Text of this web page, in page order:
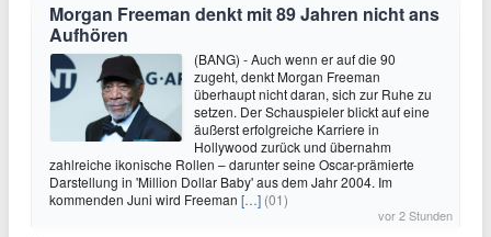
Morgan Freeman denkt mit 89 Jahren nicht ans
Aufhören
(BANG) - Auch wenn er auf die 90
zugeht, denkt Morgan Freeman
überhaupt nicht daran, sich zur Ruhe zu
setzen. Der Schauspieler blickt auf eine
äußerst erfolgreiche Karriere in
Hollywood zurück und übernahm
zahlreiche ikonische Rollen – darunter seine Oscar-prämierte
Darstellung in 'Million Dollar Baby' aus dem Jahr 2004. Im
kommenden Juni wird Freeman […] (01)
vor 2 Stunden